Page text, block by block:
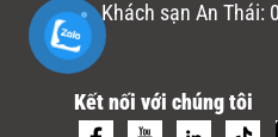
Khách sạn An Thái:
Kết nối với chúng tôi